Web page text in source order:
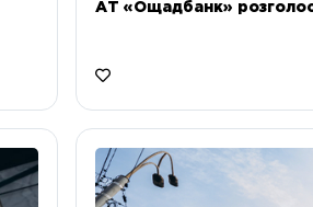
АТ «Ощадбанк»